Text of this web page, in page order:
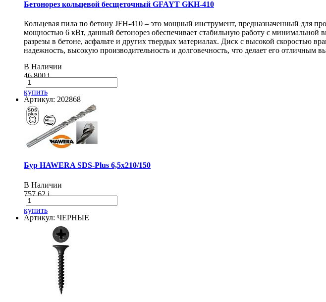
Бетонорез кольцевой бесщеточный GFAYT GKH-410
Кольцевая пила по бетону JFH-410 – это мощный инструмент, предназначенный для
мощностью 6 кВт, данный бетонорез обеспечивает стабильную работу с
разрезы в бетоне, асфальте и других твердых материалах. Диск с высокой скоростью
надежность, высокую производительность и долговечность, что делает его
В Наличии
46 800i
купить
Артикул: 202868
Бур HAWERA SDS-Plus 6,5х210/150
В Наличии
757.62i
купить
Артикул: ЧЕРНЫЕ